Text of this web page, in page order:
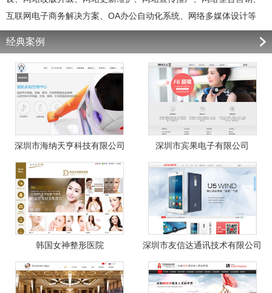
互联网电子商务解决方案、OA办公自动化系统、网络多媒体设计等
经典案例
深圳市海纳天亨科技有限公司 深圳市宾果电子有限公司
韩国女神整形医院 深圳市友信达通讯技术有限公司